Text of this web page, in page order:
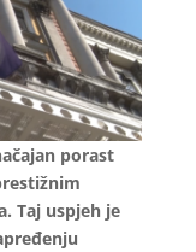
porast
Taj uspjeh je